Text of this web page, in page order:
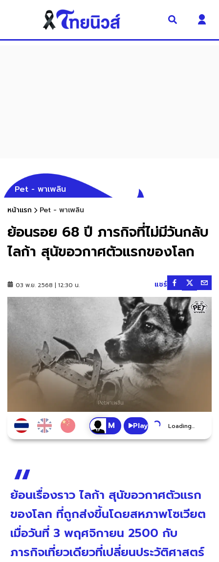
Pet - พาเพลิน
หน้าแรก Pet - พาเพลิน
ย้อนรอย 68 ปี ภารกิจที่ไม่มีวันกลับ
ไลก้า สุนัขอวกาศตัวแรกของโลก
03 พ.ย. 2568 | 12:30 น. แชร์
Play Loading...
ย้อนเรื่องราว ไลก้า สุนัขอวกาศตัวแรก
ของโลก ที่ถูกส่งขึ้นโดยสหภาพโซเวียต
เมื่อวันที่ 3 พฤศจิกายน 2500 กับ
ภารกิจเที่ยวเดียวที่เปลี่ยนประวัติศาสตร์